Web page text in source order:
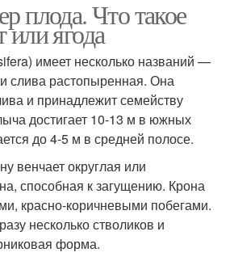
плода. Что такое
ягода
имеет несколько названий —
слива растопыренная. Она
и принадлежит семейству
достигает 10-13 м в южных
до 4-5 м в средней полосе.
венчает округлая или
способная к загущению. Крона
красно-коричневыми побегами.
несколько стволиков и
форма.